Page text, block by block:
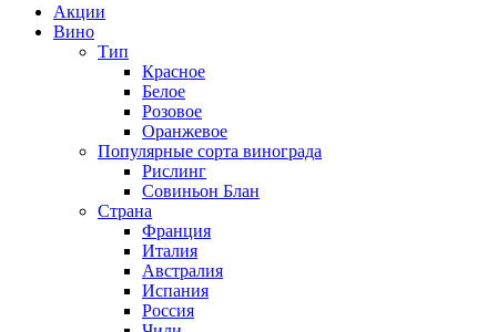
Акции
Вино
Тип
Красное
Белое
Розовое
Оранжевое
Популярные сорта винограда
Рислинг
Совиньон Блан
Страна
Франция
Италия
Австралия
Испания
Россия